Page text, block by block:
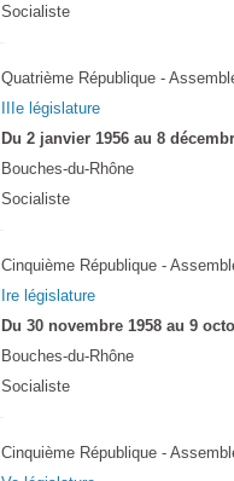
Socialiste
Quatrième République -
IIIe législature
Du 2 janvier 1956 au 8
Bouches-du-Rhône
Socialiste
Cinquième République -
Ire législature
Du 30 novembre 1958 au 9
Bouches-du-Rhône
Socialiste
Cinquième République -